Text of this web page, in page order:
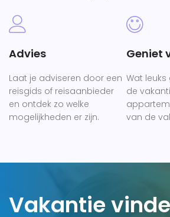
Advies
Laat je adviseren door een
reisgids of reisaanbieder
en ontdek zo welke
mogelijkheden er zijn.
Geniet
Wat leuks
de
van de
Vakantie